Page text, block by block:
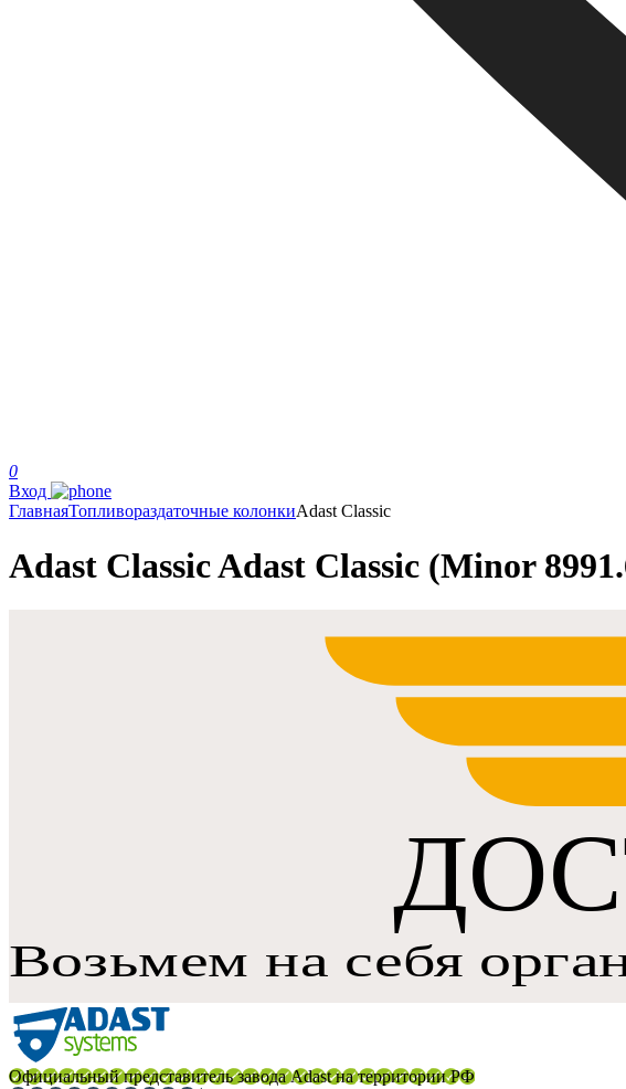
0
Вход
ГлавнаяТопливораздаточные колонкиAdast Classic
Adast Classic Adast Classic (Minor
Официальный представитель завода Adast на территории РФ